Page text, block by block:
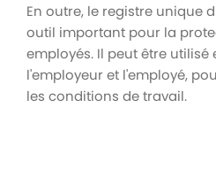
En outre, le registre unique
outil important pour la
employés. Il peut être utilisé
l'employeur et l'employé,
les conditions de travail.